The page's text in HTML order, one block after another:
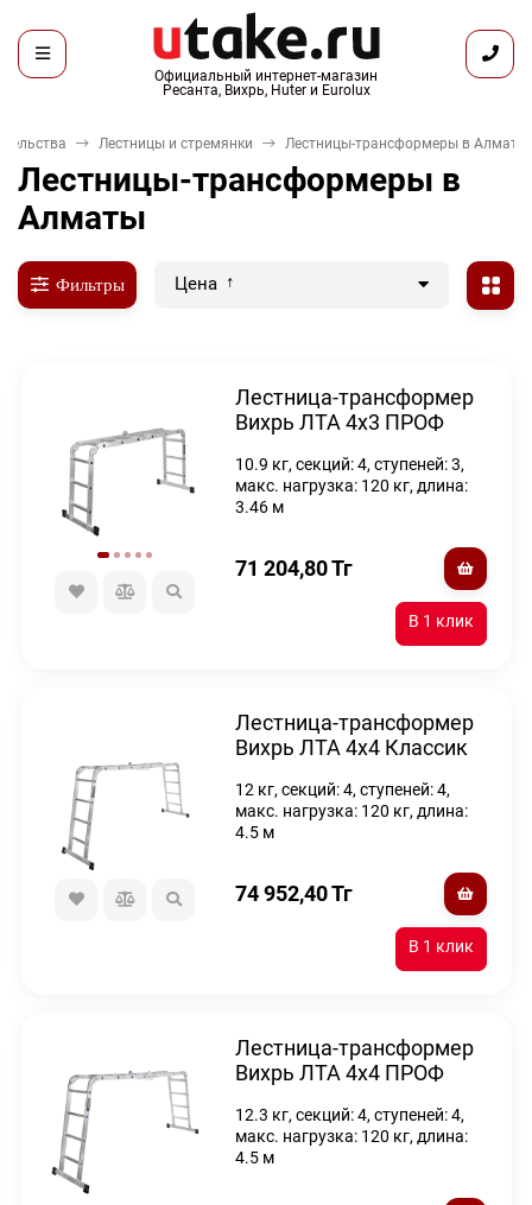
Официальный интернет-магазин
Ресанта, Вихрь, Huter и Eurolux
Лестницы и стремянки Лестницы-трансформеры в Алматы
Лестницы-трансформеры в
Алматы
Фильтры Цена
Лестница-трансформер
Вихрь ЛТА 4х3 ПРОФ
10.9 кг, секций: 4, ступеней: 3,
макс. нагрузка: 120 кг, длина:
3.46 м
71 204,80Тг
Лестница-трансформер
Вихрь ЛТА 4х4 Классик
12 кг, секций: 4, ступеней: 4,
макс. нагрузка: 120 кг, длина:
4.5 м
74 952,40Тг
Лестница-трансформер
Вихрь ЛТА 4х4 ПРОФ
12.3 кг, секций: 4, ступеней: 4,
макс. нагрузка: 120 кг, длина:
4.5 м